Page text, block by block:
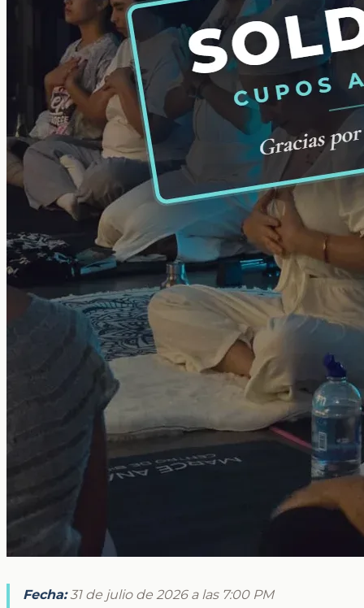
Fecha:31 de julio de 2026 a las 7:00 PM